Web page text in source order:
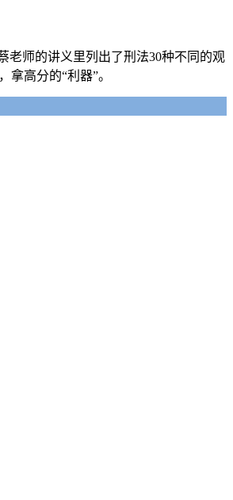
老师的讲义里列出了刑法30种不同的观
高分的“利器”。